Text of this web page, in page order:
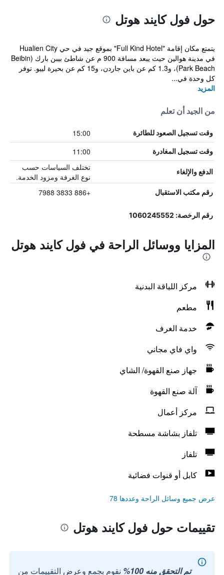
حول فول كايند هوتل
يتمتع مكان إقامة "Full Kind Hotel" بموقع جيد في حي Hualien City
في مدينة هوالين حيث يبعد مسافة 900 م عن شاطئ بيبن بارك (Beibin
Park Beach)، و1.3 كم عن باين جاردن، و15 كم عن بحيرة لييو. توفر
كل وحدة في...
المزيد
من الجيد أن تعلم
وقت تسجيل الصعود للطائرة 15:00
وقت تسجيل المغادرة 11:00
الدفع والإلغاء
تختلف السياسات حسب
نوع الغرفة ومزود الخدمة.
رقم مكتب الاستقبال +886 3833 7988
رقم الرخصة: 1060245552
المزايا ووسائل الراحة في فول كايند هوتل
مركز اللياقة البدنية
مطعم
خدمة الغرف
واي فاي مجاني
جهاز صنع القهوة/ الشاي
آلة صنع القهوة
مركز أعمال
تلفاز بشاشة مسطحة
تلفاز
كابل أو قنوات فضائية
عرض جميع وسائل الراحة وعددها 78
تقييمات حول فول كايند هوتل
تم التحقق منه 100% نقوم بجمع وعرض التقييمات من